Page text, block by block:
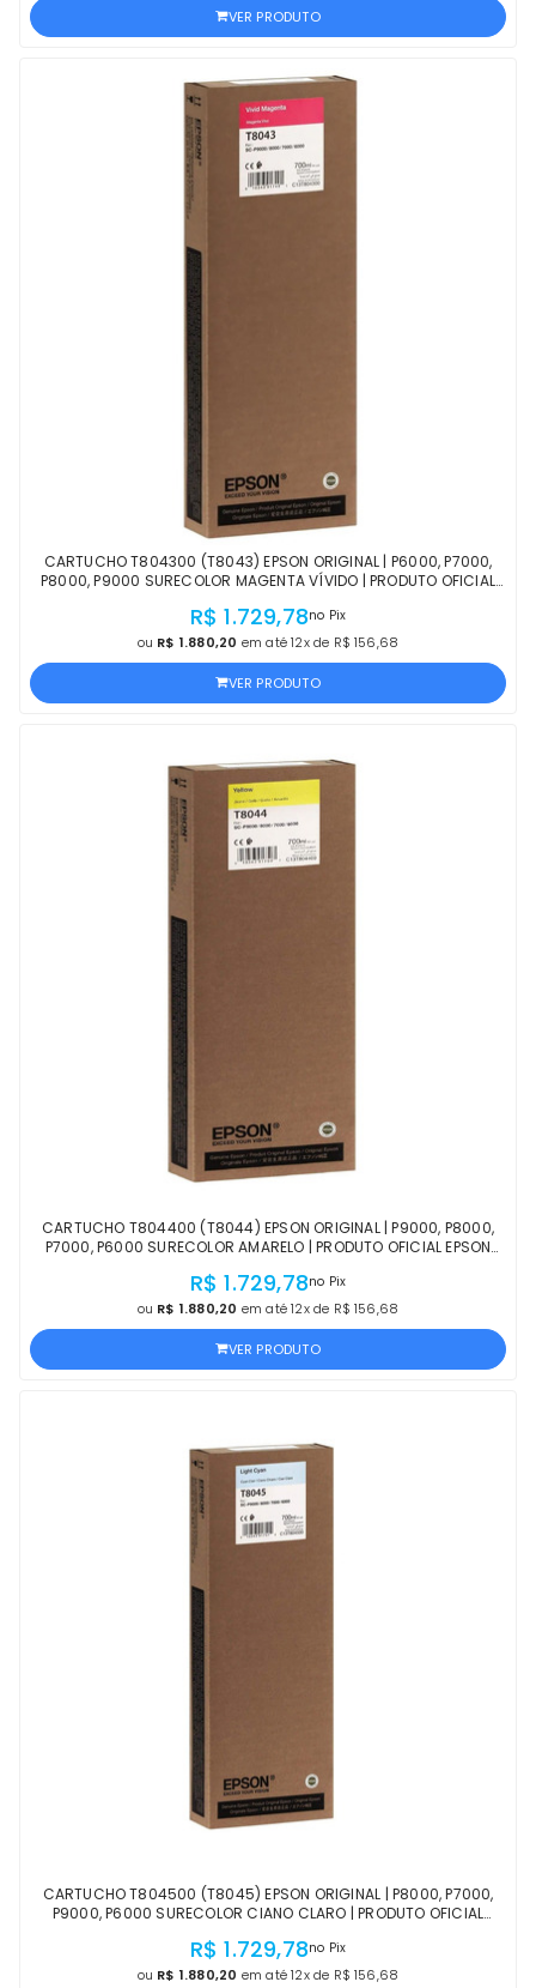
VER PRODUTO
CARTUCHO T804300 (T8043) EPSON ORIGINAL | P6000, P7000,
P8000, P9000 SURECOLOR MAGENTA VÍVIDO | PRODUTO OFICIAL
R$ 1.729,78no Pix
ou R$ 1.880,20 em até 12x de R$ 156,68
VER PRODUTO
CARTUCHO T804400 (T8044) EPSON ORIGINAL | P9000, P8000,
P7000, P6000 SURECOLOR AMARELO | PRODUTO OFICIAL EPSON
R$ 1.729,78no Pix
ou R$ 1.880,20 em até 12x de R$ 156,68
VER PRODUTO
CARTUCHO T804500 (T8045) EPSON ORIGINAL | P8000, P7000,
P9000, P6000 SURECOLOR CIANO CLARO | PRODUTO OFICIAL
R$ 1.729,78no Pix
ou R$ 1.880,20 em até 12x de R$ 156,68